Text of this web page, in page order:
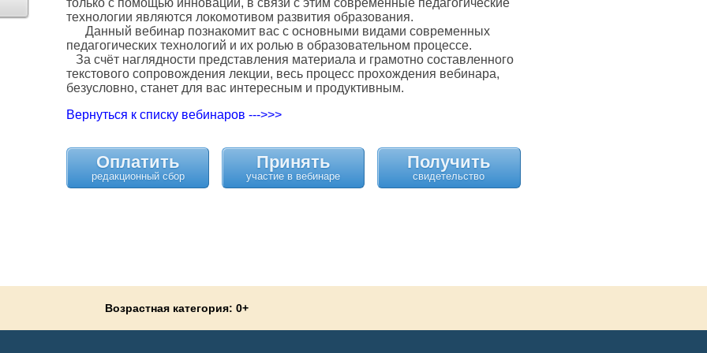
только с помощью инноваций, в связи с этим современные педагогические
технологии являются локомотивом развития образования.
Данный вебинар познакомит вас с основными видами современных
педагогических технологий и их ролью в образовательном процессе.
За счёт наглядности представления материала и грамотно составленного
текстового сопровождения лекции, весь процесс прохождения вебинара,
безусловно, станет для вас интересным и продуктивным.
Вернуться к списку вебинаров --->>>
Оплатить
редакционный сбор
Принять Получить
Возрастная категория: 0+